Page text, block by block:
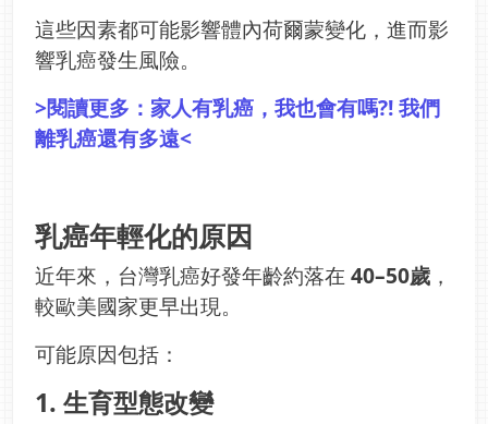
這些因素都可能影響體內荷爾蒙變化，進而影
響乳癌發生風險。
>閱讀更多： 家人有乳癌，我也會有嗎?! 我們
離乳癌還有多遠<
乳癌年輕化的原因
近年來，台灣乳癌好發年齡約落在 40–50歲 ，
較歐美國家更早出現。
可能原因包括：
1. 生育型態改變